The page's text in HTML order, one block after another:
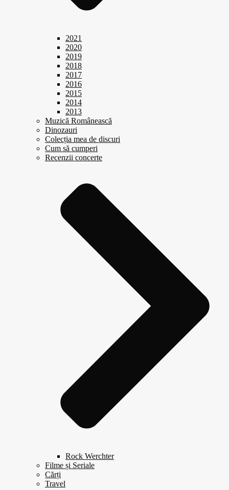
2021
2020
2019
2018
2017
2016
2015
2014
2013
Muzică Românească
Dinozauri
Colecția mea de discuri
Cum să cumperi
Recenzii concerte
Rock Werchter
Filme și Seriale
Cărți
Travel